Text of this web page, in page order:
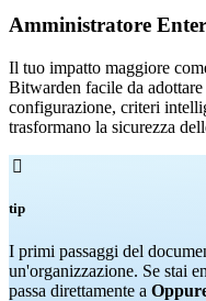
Amministratore
Il tuo impatto maggiore
Bitwarden facile da
configurazione, criteri
trasformano la sicurezza

tip
I primi passaggi del
un'organizzazione. Se stai
passa direttamente a